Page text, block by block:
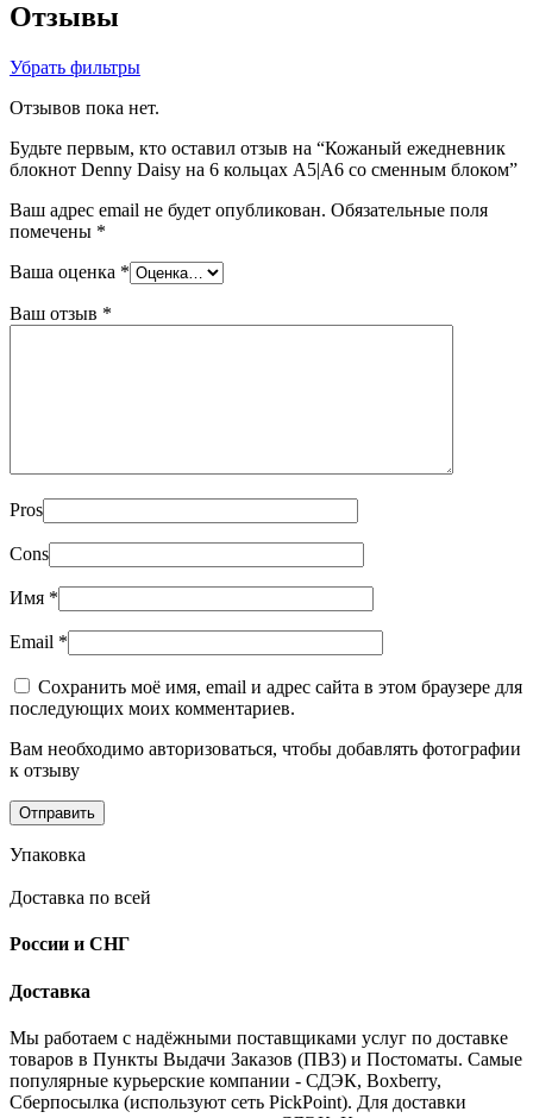
Отзывы
Убрать фильтры
Отзывов пока нет.
Будьте первым, кто оставил отзыв на “Кожаный ежедневник
блокнот Denny Daisy на 6 кольцах А5|A6 со сменным блоком”
Ваш адрес email не будет опубликован. Обязательные поля
помечены *
Ваша оценка *
Ваш отзыв *
Pros
Cons
Имя *
Email *
Сохранить моё имя, email и адрес сайта в этом браузере для
последующих моих комментариев.
Вам необходимо авторизоваться, чтобы добавлять фотографии
к отзыву
Упаковка
Доставка по всей
России и СНГ
Доставка
Мы работаем с надёжными поставщиками услуг по доставке
товаров в Пункты Выдачи Заказов (ПВЗ) и Постоматы. Самые
популярные курьерские компании - СДЭК, Boxberry,
Сберпосылка (используют сеть PickPoint). Для доставки